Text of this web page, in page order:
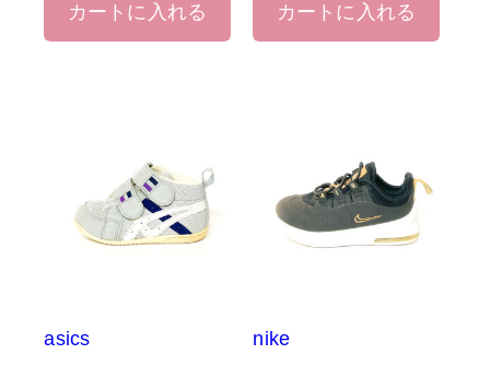
カートに入れる カートに入れる
asics
nike